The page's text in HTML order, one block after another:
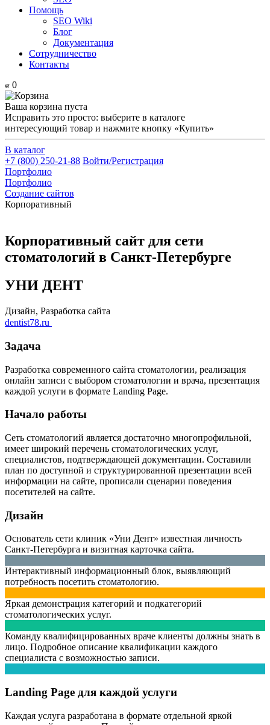
Помощь
SEO Wiki
Блог
Документация
Сотрудничество
Контакты
0
Ваша корзина пуста
Исправить это просто: выберите в каталоге
интересующий товар и нажмите кнопку «Купить»
В каталог
+7 (800) 250-21-88 Войти/Регистрация
Портфолио
Портфолио
Создание сайтов
Корпоративный
Корпоративный сайт для сети
стоматологий в Санкт-Петербурге
УНИ ДЕНТ
Дизайн, Разработка сайта
dentist78.ru
Задача
Разработка современного сайта стоматологии, реализация
онлайн записи с выбором стоматологии и врача, презентация
каждой услуги в формате Landing Page.
Начало работы
Сеть стоматологий является достаточно многопрофильной,
имеет широкий перечень стоматологических услуг,
специалистов, подтверждающей документации. Составили
план по доступной и структурированной презентации всей
информации на сайте, прописали сценарии поведения
посетителей на сайте.
Дизайн
Основатель сети клиник «Уни Дент» известная личность
Санкт-Петербурга и визитная карточка сайта.
Интерактивный информационный блок, выявляющий
потребность посетить стоматологию.
Яркая демонстрация категорий и подкатегорий
стоматологических услуг.
Команду квалифицированных враче клиенты должны знать в
лицо. Подробное описание квалификации каждого
специалиста с возможностью записи.
Landing Page для каждой услуги
Каждая услуга разработана в формате отдельной яркой